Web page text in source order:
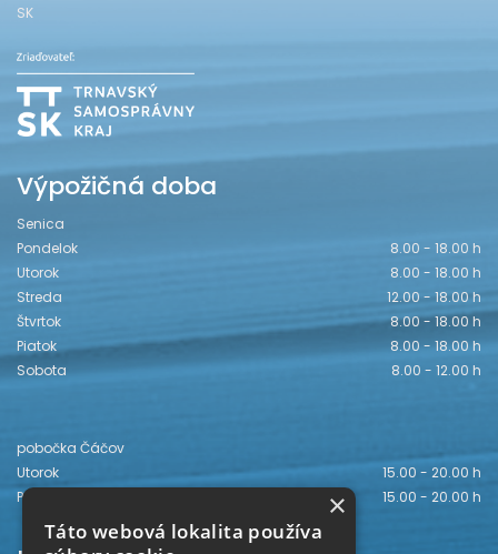
SK
Výpožičná doba
Senica
Pondelok
8.00 - 18.00 h
Utorok
8.00 - 18.00 h
Streda
12.00 - 18.00 h
Štvrtok
8.00 - 18.00 h
Piatok
8.00 - 18.00 h
Sobota
8.00 - 12.00 h
pobočka Čáčov
Utorok
15.00 - 20.00 h
Piatok
15.00 - 20.00 h
×
Táto webová lokalita používa